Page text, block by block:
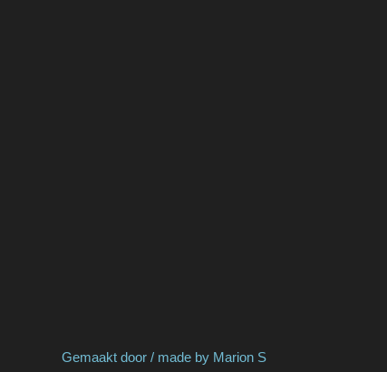
/ made by Marion S